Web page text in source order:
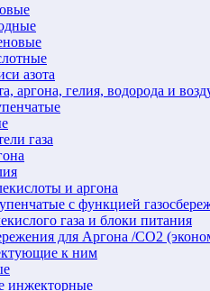
азота
аргона, гелия, водорода и
газа
и аргона
c функцией
газа и блоки питания
для Аргона /СО2
к ним
инжекторные